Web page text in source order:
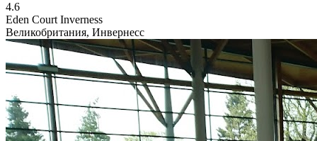
4.6
Eden Court Inverness
Великобритания, Инвернесс